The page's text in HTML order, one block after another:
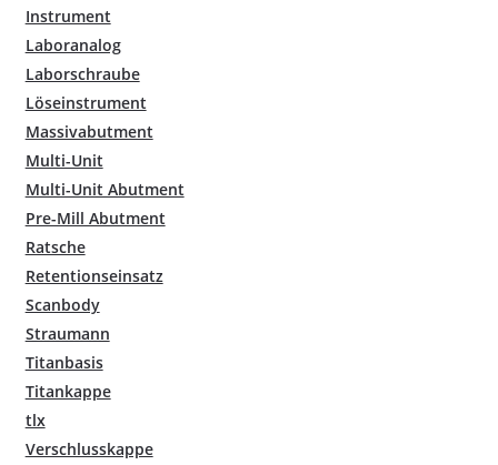
Instrument
Laboranalog
Laborschraube
Löseinstrument
Massivabutment
Multi-Unit
Multi-Unit Abutment
Pre-Mill Abutment
Ratsche
Retentionseinsatz
Scanbody
Straumann
Titanbasis
Titankappe
tlx
Verschlusskappe